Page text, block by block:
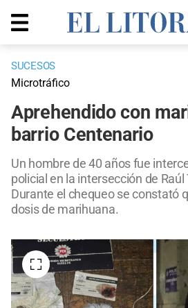
SUCESOS
Microtráfico
Aprehendido con
barrio Centenario
Un hombre de 40 años fue
policial en la intersección de Raúl
Durante el chequeo se constató
dosis de marihuana.